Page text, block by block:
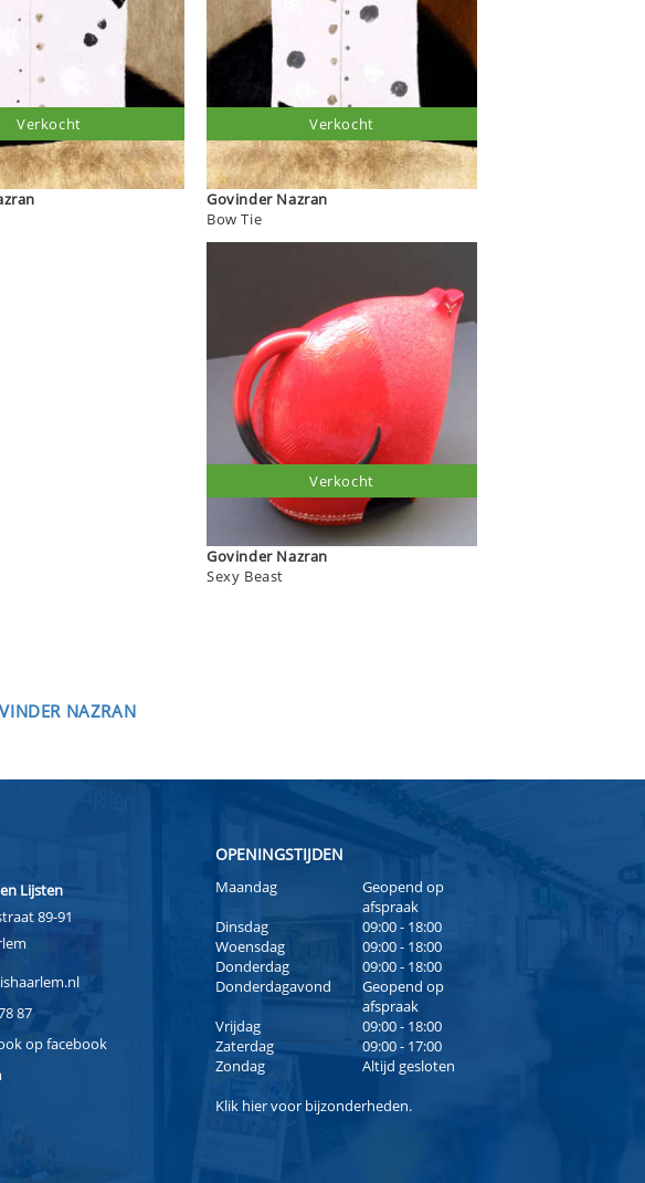
Nazran
Verkocht
Govinder Nazran
Bow Tie
Verkocht
Govinder Nazran
Sexy Beast
Verkocht
NAZRAN
Lijsten
89-91
87
op facebook
OPENINGSTIJDEN
Maandag
Geopend op
afspraak
Dinsdag
09:00 - 18:00
Woensdag
09:00 - 18:00
Donderdag
09:00 - 18:00
Donderdagavond
Geopend op
afspraak
Vrijdag
09:00 - 18:00
Zaterdag
09:00 - 17:00
Zondag
Altijd gesloten
Klik hiervoor bijzonderheden.